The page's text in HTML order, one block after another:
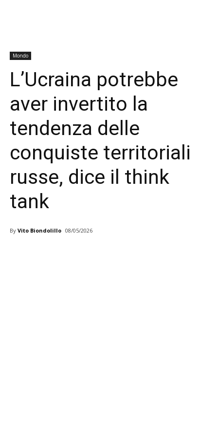
Mondo
L’Ucraina potrebbe
aver invertito la
tendenza delle
conquiste territoriali
russe, dice il think
tank
By Vito Biondolillo 08/05/2026